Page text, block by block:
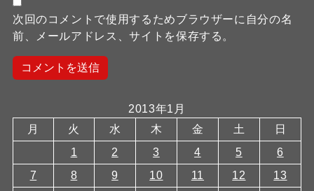
次回のコメントで使用するためブラウザーに自分の名
前、メールアドレス、サイトを保存する。
2013年1月
月
火 水 木 金 土
日
1
2 3 4 5
6
7
8 9 10 11 12 13